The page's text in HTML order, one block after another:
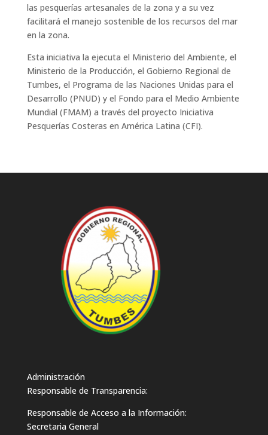
las pesquerías artesanales de la zona y a su vez
facilitará el manejo sostenible de los recursos del mar
en la zona.
Esta iniciativa la ejecuta el Ministerio del Ambiente, el
Ministerio de la Producción, el Gobierno Regional de
Tumbes, el Programa de las Naciones Unidas para el
Desarrollo (PNUD) y el Fondo para el Medio Ambiente
Mundial (FMAM) a través del proyecto Iniciativa
Pesquerías Costeras en América Latina (CFI).
Administración
Responsable de Transparencia:
Responsable de Acceso a la Información:
Secretaria General